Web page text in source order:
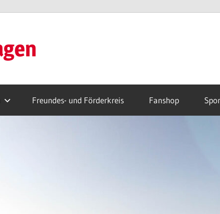
Freundes- und Förderkreis Fanshop